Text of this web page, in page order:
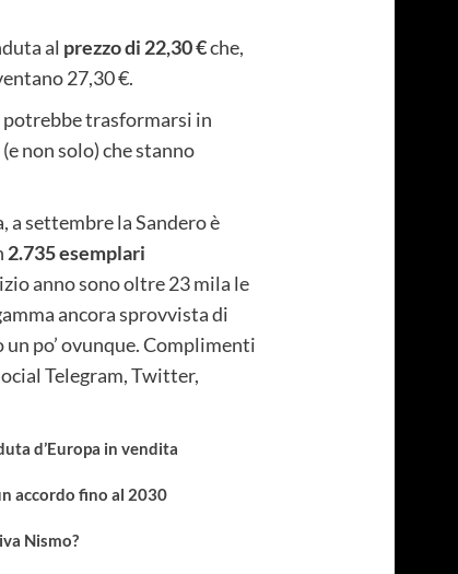
al prezzo di 22,30 €che,
27,30 €.
potrebbe trasformarsi in
non solo) che stanno
settembre la Sandero è
2.735 esemplari
anno sono oltre 23 mila le
ancora sprovvista di
po’ ovunque. Complimenti
Telegram, Twitter,
d’Europa in vendita
accordo fino al 2030
Nismo?